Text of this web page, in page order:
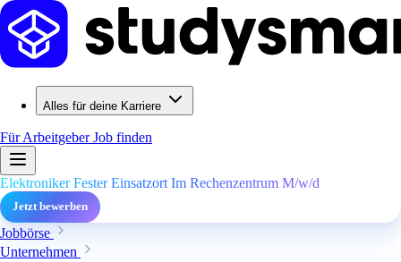
Alles für deine Karriere
Für ArbeitgeberJob finden
Elektroniker Fester Einsatzort Im Rechenzentrum M/w/d
Jetzt bewerben
Jobbörse
Unternehmen